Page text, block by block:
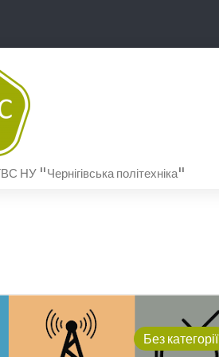
НУ "Чернігівська політехніка"
Без категорії